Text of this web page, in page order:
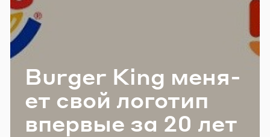
Burger King ме­ня­
ет свой ло­го­тип
впер­вые за 20 лет
Email
Забыли пароль?